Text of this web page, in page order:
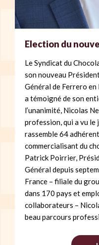
Election du
Le Syndicat du
son nouveau
Général de Ferrero en
a témoigné de son
l’unanimité, Nicolas
profession, qui a vu le
rassemble 64
commercialisant du
Patrick Poirrier,
Général depuis
France – filiale du
dans 170 pays et
collaborateurs –
beau parcours